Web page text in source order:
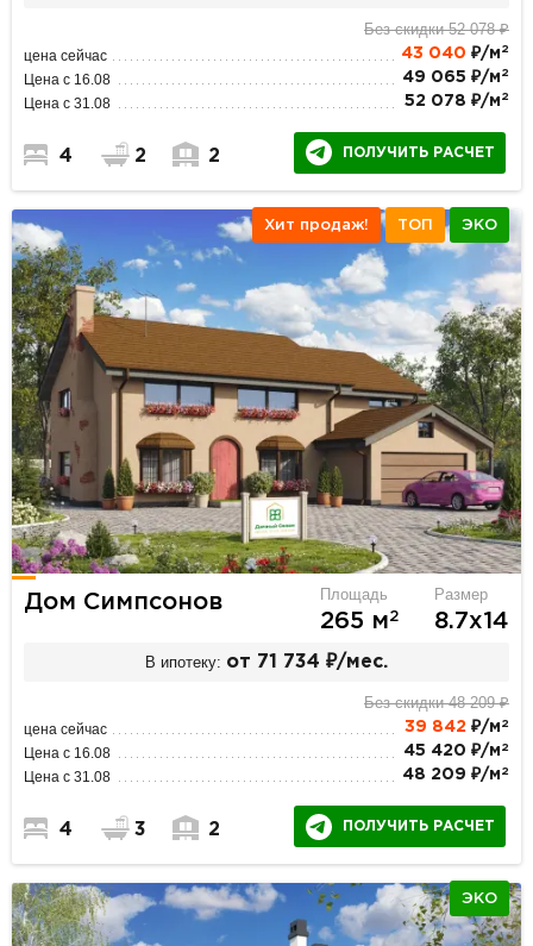
Без скидки 52 078 ₽
цена сейчас 43 040 ₽/м 2
Цена с 16.08 49 065 ₽/м 2
Цена с 31.08 52 078 ₽/м 2
4 2 2 ПОЛУЧИТЬ РАСЧЕТ
Хит продаж! ТОП ЭКО
Дом Симпсонов Площадь
265 м2
Размер
8.7х14
В ипотеку: от 71 734 ₽/мес.
Без скидки 48 209 ₽
цена сейчас 39 842 ₽/м 2
Цена с 16.08 45 420 ₽/м 2
Цена с 31.08 48 209 ₽/м 2
4 3 2 ПОЛУЧИТЬ РАСЧЕТ
ЭКО